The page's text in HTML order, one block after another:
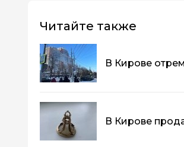
Читайте также
В Кирове
В Кирове